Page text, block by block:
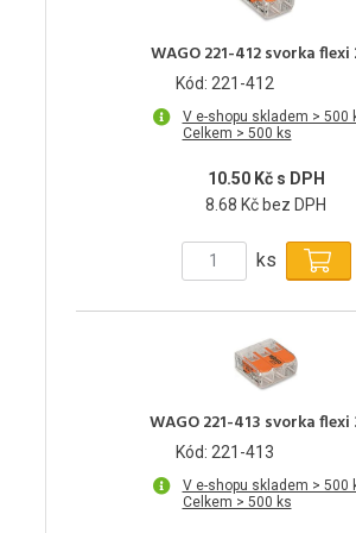
WAGO 221-412 svorka flexi
Kód: 221-412
V e-shopu skladem > 500
Celkem > 500 ks
10.50 Kč s DPH
8.68 Kč bez DPH
ks
WAGO 221-413 svorka flexi
Kód: 221-413
V e-shopu skladem > 500
Celkem > 500 ks